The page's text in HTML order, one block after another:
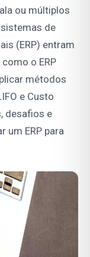
ou múltiplos
de
(ERP) entram
o ERP
métodos
e Custo
desafios e
um ERP para